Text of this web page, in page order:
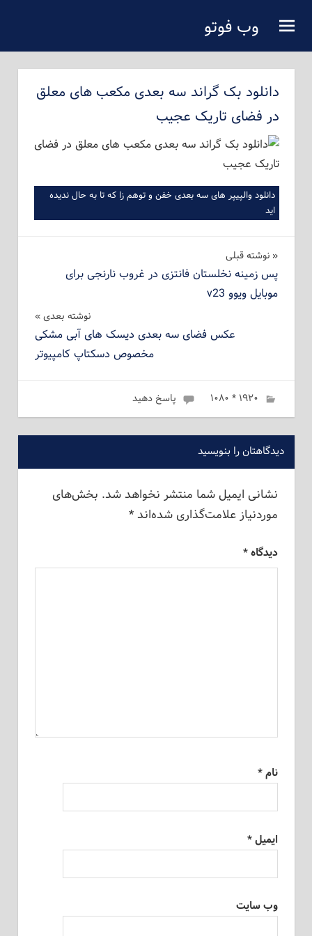
محتوای
اصلی
وب فوتو
دانلود بک گراند سه بعدی مکعب های معلق
در فضای تاریک عجیب
دانلود والپیپر های سه بعدی خفن و توهم زا که تا به حال ندیده
اید
راهبری
نوشته
نوشته‌ قبلی
پس زمینه نخلستان فانتزی در غروب نارنجی برای
موبایل ویوو v23
نوشته بعدی
عکس فضای سه بعدی دیسک های آبی مشکی
مخصوص دسکتاپ کامپیوتر
ژانویه 6, 2023
admin
۱۹۲۰ * ۱۰۸۰ پاسخ دهید
دیدگاهتان را بنویسید
نشانی ایمیل شما منتشر نخواهد شد. بخش‌های
موردنیاز علامت‌گذاری شده‌اند*
دیدگاه*
نام*
ایمیل*
وب‌ سایت